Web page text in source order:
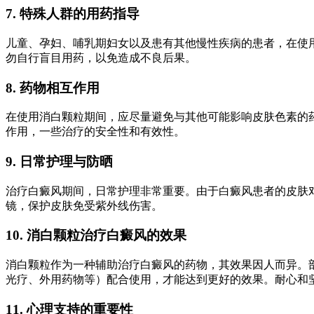
7. 特殊人群的用药指导
儿童、孕妇、哺乳期妇女以及患有其他慢性疾病的患者，在
勿自行盲目用药，以免造成不良后果。
8. 药物相互作用
在使用消白颗粒期间，应尽量避免与其他可能影响皮肤色素
作用，一些治疗的安全性和有效性。
9. 日常护理与防晒
治疗白癜风期间，日常护理非常重要。由于白癜风患者的皮
镜，保护皮肤免受紫外线伤害。
10. 消白颗粒治疗白癜风的效果
消白颗粒作为一种辅助治疗白癜风的药物，其效果因人而异
光疗、外用药物等）配合使用，才能达到更好的效果。耐心和
11. 心理支持的重要性